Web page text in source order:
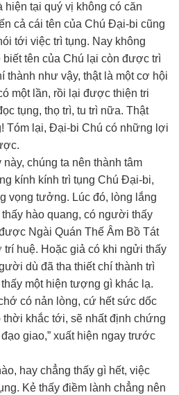
tại quý vị không có căn
cả cái tên của Chú Ðại-bi cũng
tới việc trì tụng. Nay không
tên của Chú lại còn được trì
thành như vậy, thật là một cơ hội
một lần, rồi lại được thiện tri
tụng, thọ trì, tu trì nữa. Thật
Tóm lại, Ðại-bi Chú có những lợi
chúng ta nên thành tâm
kính kính trì tụng Chú Ðại-bi,
vọng tưởng. Lúc đó, lòng lắng
hào quang, có người thấy
Ngài Quán Thế Âm Bồ Tát
huệ. Hoặc giả có khi ngửi thấy
dù đã tha thiết chí thành trì
một hiện tượng gì khác lạ.
có nản lòng, cứ hết sức dốc
thời khắc tới, sẽ nhất định chứng
giao,” xuất hiện ngay trước
hay chẳng thấy gì hết, việc
Kẻ thấy điềm lành chẳng nên